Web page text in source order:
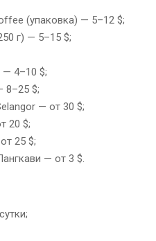
(упаковка) — 5–12 $;
г) — 5–15 $;
— 4–10 $;
8–25 $;
— от 30 $;
20 $;
25 $;
— от 3 $.